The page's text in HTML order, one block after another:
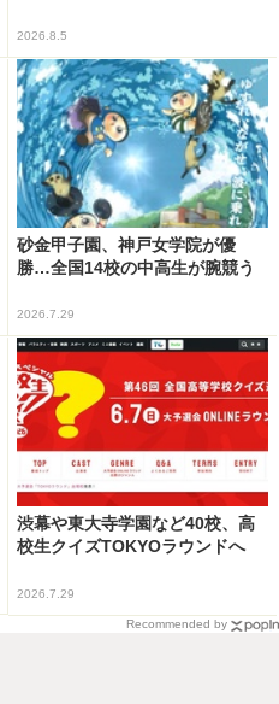
2026.8.5
砂金甲子園、神戸女学院が優
勝…全国14校の中高生が腕競う
2026.7.29
渋幕や東大寺学園など40校、高
校生クイズTOKYOラウンドへ
2026.7.29
Recommended by